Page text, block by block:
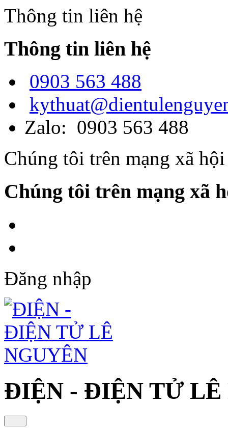
Thông tin liên hệ
Thông tin liên hệ
0903 563 488
Zalo: 0903 563 488
Chúng tôi trên mạng xã hội
Chúng tôi trên mạng xã
Đăng nhập
ĐIỆN - ĐIỆN TỬ LÊ